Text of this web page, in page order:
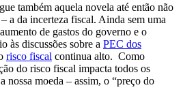
também aquela novela até então não
a da incerteza fiscal. Ainda sem uma
de gastos do governo e o
às discussões sobre a PEC dos
risco fiscal continua alto. Como
do risco fiscal impacta todos os
nossa moeda – assim, o “preço do